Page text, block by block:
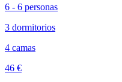
6 - 6 personas
3 dormitorios
4 camas
46 €